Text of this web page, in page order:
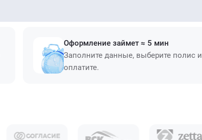
Оформление займет ≈ 5 мин
Заполните данные, выберите полис и
оплатите.